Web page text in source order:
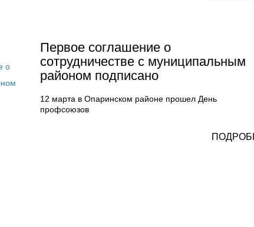
Первое соглашение о
сотрудничестве с муниципальным
районом подписано
12 марта в Опаринском районе прошел День
профсоюзов